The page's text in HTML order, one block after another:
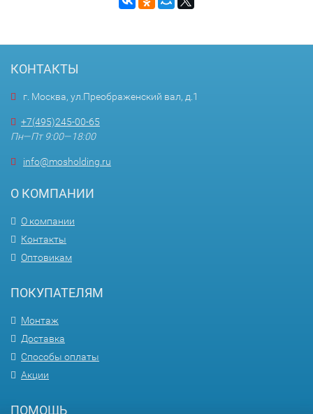
КОНТАКТЫ
г. Москва, ул.Преображенский вал, д.1
+7(495)245-00-65
Пн—Пт 9:00—18:00
info@mosholding.ru
О КОМПАНИИ
О компании
Контакты
Оптовикам
ПОКУПАТЕЛЯМ
Монтаж
Доставка
Способы оплаты
Акции
ПОМОЩЬ